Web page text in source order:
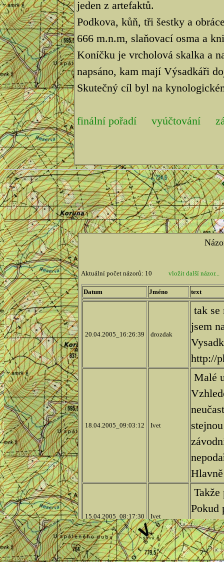
jeden z artefaktů.
Podkova, kůň, tři šestky a
666 m.n.m, slaňovací osma a
Koníčku je vrcholová skalka a
napsáno, kam mají Výsadkáři
Skutečný cíl byl na
finální pořadí vyúčtování